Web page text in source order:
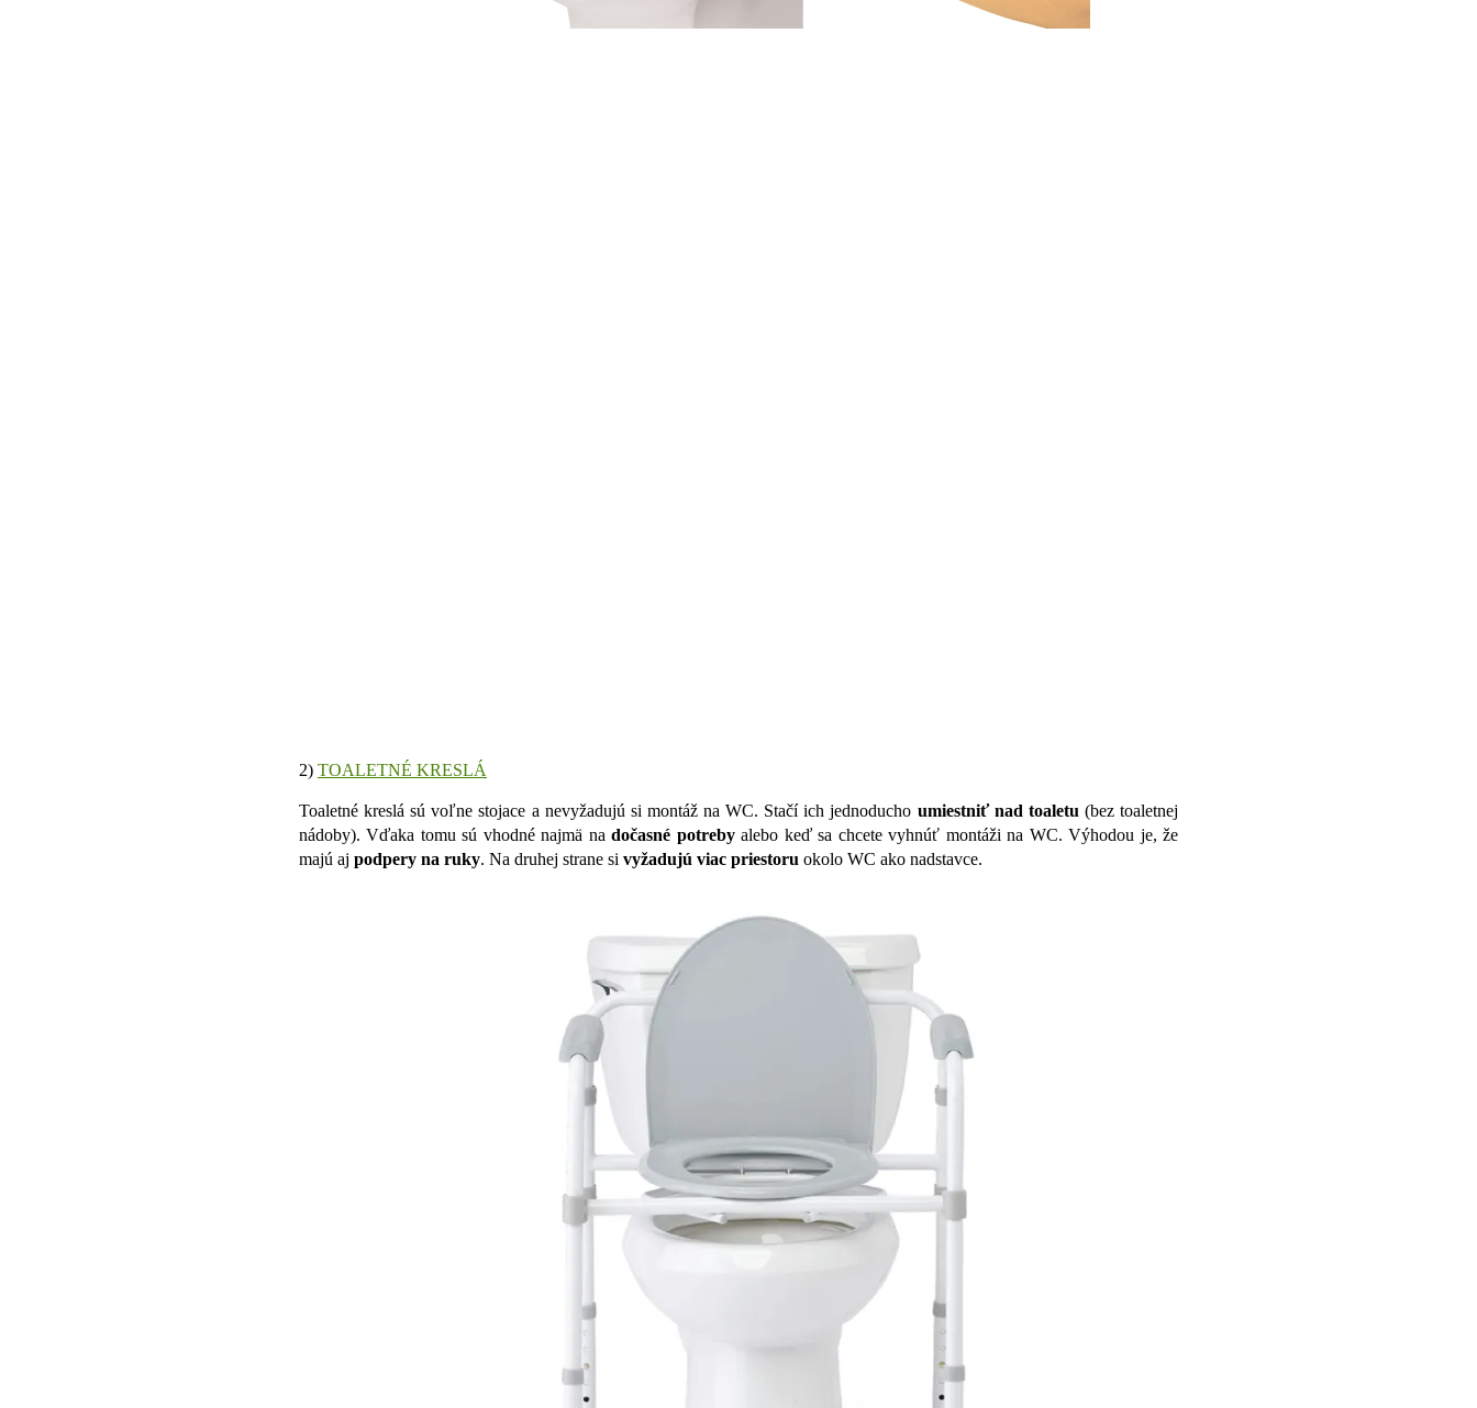
2) TOALETNÉ KRESLÁ
Toaletné kreslá sú voľne stojace a nevyžadujú si montáž na WC. Stačí ich jednoducho umiestniť nad toaletu (bez toaletnej
nádoby). Vďaka tomu sú vhodné najmä nadočasné potrebyalebo keď sa chcete vyhnúť montáži na WC. Výhodou je, že
majú aj podpery na ruky. Na druhej strane si vyžadujú viac priestoru okolo WC ako nadstavce.